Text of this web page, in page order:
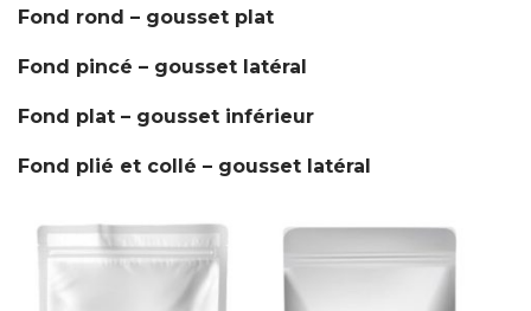
Fond rond – gousset plat
Fond pincé – gousset latéral
Fond plat – gousset inférieur
Fond plié et collé – gousset latéral